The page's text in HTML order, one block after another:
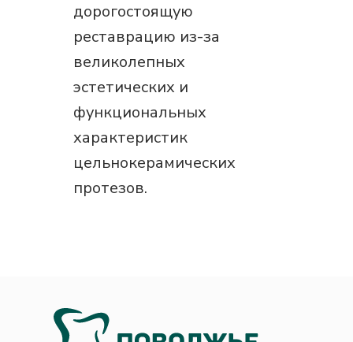
дорогостоящую
реставрацию из-за
великолепных
эстетических и
функциональных
характеристик
цельнокерамических
протезов.